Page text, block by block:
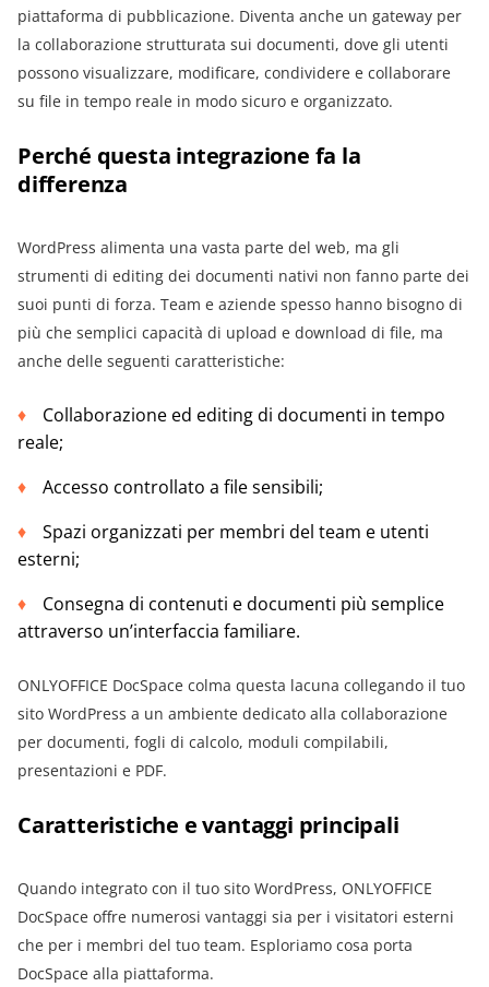
piattaforma di pubblicazione. Diventa anche un gateway per
la collaborazione strutturata sui documenti, dove gli utenti
possono visualizzare, modificare, condividere e collaborare
su file in tempo reale in modo sicuro e organizzato.
Perché questa integrazione fa la
differenza
WordPress alimenta una vasta parte del web, ma gli
strumenti di editing dei documenti nativi non fanno parte dei
suoi punti di forza. Team e aziende spesso hanno bisogno di
più che semplici capacità di upload e download di file, ma
anche delle seguenti caratteristiche:
Collaborazione ed editing di documenti in tempo
reale;
Accesso controllato a file sensibili;
Spazi organizzati per membri del team e utenti
esterni;
Consegna di contenuti e documenti più semplice
attraverso un’interfaccia familiare.
ONLYOFFICE DocSpace colma questa lacuna collegando il tuo
sito WordPress a un ambiente dedicato alla collaborazione
per documenti, fogli di calcolo, moduli compilabili,
presentazioni e PDF.
Caratteristiche e vantaggi principali
Quando integrato con il tuo sito WordPress, ONLYOFFICE
DocSpace offre numerosi vantaggi sia per i visitatori esterni
che per i membri del tuo team. Esploriamo cosa porta
DocSpace alla piattaforma.